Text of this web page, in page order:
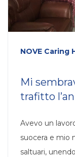
NOVE Caring
Mi
trafitto
Avevo un
suocera e mio
saltuari,